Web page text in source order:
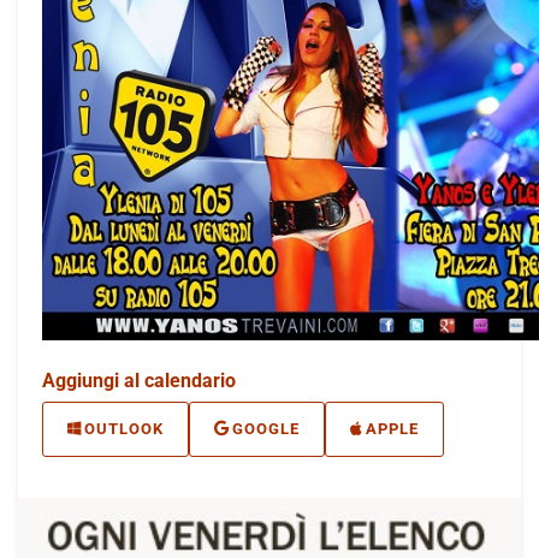
Aggiungi al calendario
OUTLOOK GOOGLE APPLE